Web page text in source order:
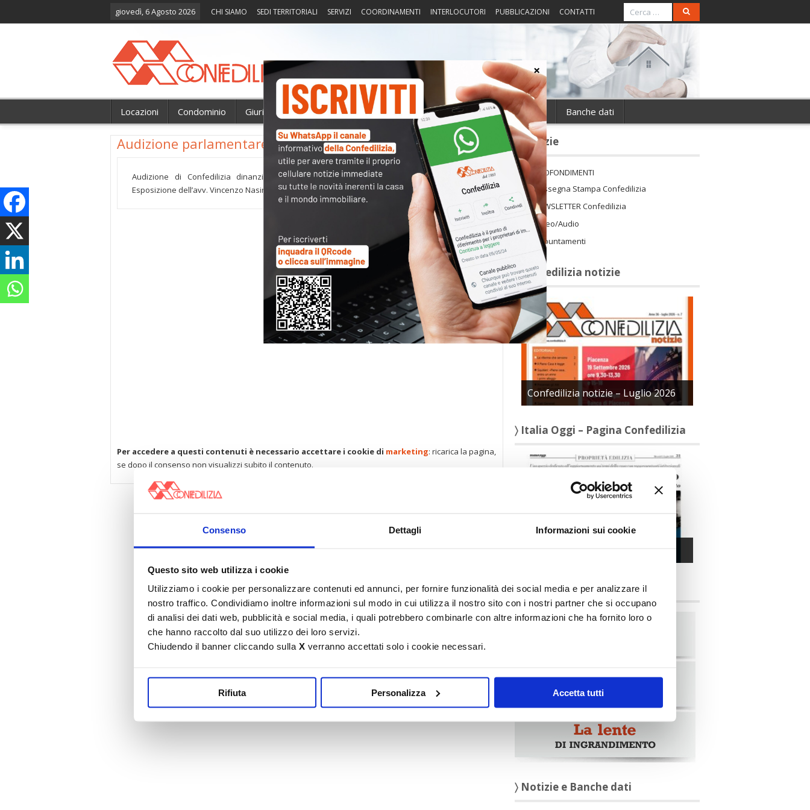
Consenso Dettagli Informazioni sui cookie
Questo sito web utilizza i cookie
Utilizziamo i cookie per personalizzare contenuti ed annunci, per fornire funzionalità dei social media e per analizzare il
nostro traffico. Condividiamo inoltre informazioni sul modo in cui utilizza il nostro sito con i nostri partner che si occupano
di analisi dei dati web, pubblicità e social media, i quali potrebbero combinarle con altre informazioni che ha fornito loro o
che hanno raccolto dal suo utilizzo dei loro servizi.
Chiudendo il banner cliccando sulla X verranno accettati solo i cookie necessari.
Rifiuta Personalizza Accetta tutti
giovedì, 6 Agosto 2026 CHI SIAMO SEDI TERRITORIALI SERVIZI COORDINAMENTI INTERLOCUTORI PUBBLICAZIONI CONTATTI
Locazioni Condominio Giurisprudenza Fisco Portierato Intorno alla casa Notizie Banche dati
Audizione parlamentare su ddl turismo
Audizione di Confedilizia dinanzi alla Commissione Attività produttive della Camera –
Esposizione dell’avv. Vincenzo Nasini, Vicepresidente
Per accedere a questi contenuti è necessario accettare i cookie di marketing: ricarica la pagina,
se dopo il consenso non visualizzi subito il contenuto.
〉 Notizie
APPROFONDIMENTI
Rassegna Stampa Confedilizia
NEWSLETTER Confedilizia
Video/Audio
Appuntamenti
〉 Confedilizia notizie
Confedilizia notizie – Luglio 2026
〉 Italia Oggi – Pagina Confedilizia
〉 Rubriche
〉 Notizie e Banche dati